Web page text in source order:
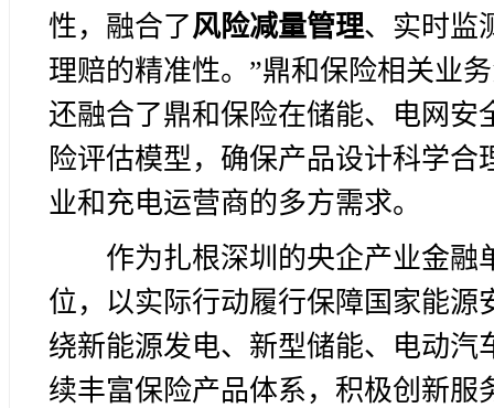
性，融合了风险减量管理、实时监
理赔的精准性。”鼎和保险相关业
还融合了鼎和保险在储能、电网
险评估模型，确保产品设计科学
业和充电运营商的多方需求。
作为扎根深圳的央企产业金融
位，以实际行动履行保障国家能
绕新能源发电、新型储能、电动汽
续丰富保险产品体系，积极创新